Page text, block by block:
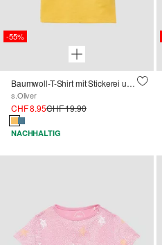
-55%
Baumwoll-T-Shirt mit Stickerei und Print
s.Oliver
CHF 8.95CHF 19.90
NACHHALTIG